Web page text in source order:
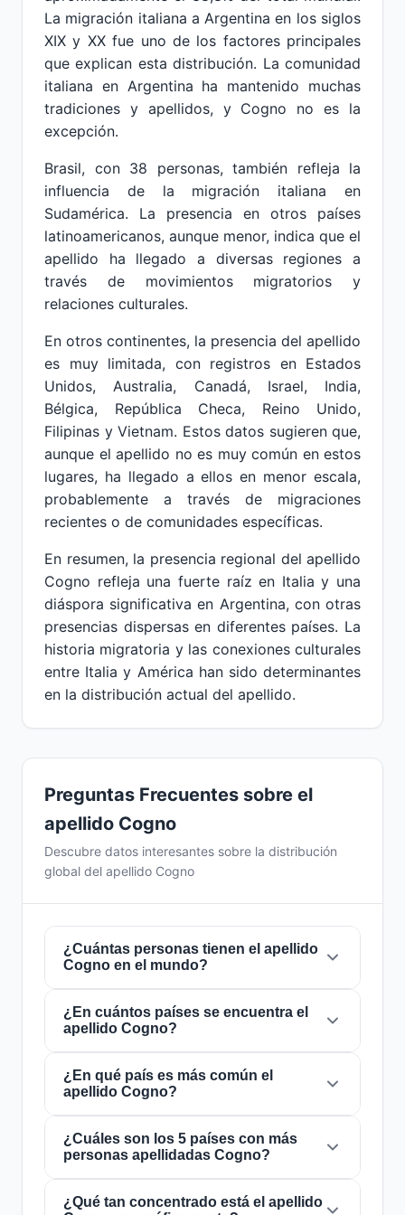
La migración italiana a Argentina en los siglos
XIX y XX fue uno de los factores principales
que explican esta distribución. La comunidad
italiana en Argentina ha mantenido muchas
tradiciones y apellidos, y Cogno no es la
excepción.
Brasil, con 38 personas, también refleja la
influencia de la migración italiana en
Sudamérica. La presencia en otros países
latinoamericanos, aunque menor, indica que el
apellido ha llegado a diversas regiones a
través de movimientos migratorios y
relaciones culturales.
En otros continentes, la presencia del apellido
es muy limitada, con registros en Estados
Unidos, Australia, Canadá, Israel, India,
Bélgica, República Checa, Reino Unido,
Filipinas y Vietnam. Estos datos sugieren que,
aunque el apellido no es muy común en estos
lugares, ha llegado a ellos en menor escala,
probablemente a través de migraciones
recientes o de comunidades específicas.
En resumen, la presencia regional del apellido
Cogno refleja una fuerte raíz en Italia y una
diáspora significativa en Argentina, con otras
presencias dispersas en diferentes países. La
historia migratoria y las conexiones culturales
entre Italia y América han sido determinantes
en la distribución actual del apellido.
Preguntas Frecuentes sobre el
apellido Cogno
Descubre datos interesantes sobre la distribución
global del apellido Cogno
¿Cuántas personas tienen el apellido
Cogno en el mundo?
Actualmente hay aproximadamente1.694
personascon el apellido
mundo. Esto significa que aproximadamente 1
de cada4,722,550 personasen el mundo
lleva este apellido. Se encuentra presente en
17 países, lo que refleja su distribución global.
¿En cuántos países se encuentra el
apellido Cogno?
El apellidoCognoestá presente en
de todo el mundo. Esto lo clasifica como un
apellido de alcancelocal. Su presencia en
múltiples países indica patrones históricos de
migración y dispersión familiar a lo largo de los
siglos.
¿En qué país es más común el
apellido Cogno?
El apellidoCognoes más común enItalia
donde lo portan aproximadamente
personas. Esto representa el56.8%del total
mundial de personas con este apellido. La alta
¿Cuáles son los 5 países con más
personas apellidadas Cogno?
Los 5 países con mayor número de personas
¿Qué tan concentrado está el apellido